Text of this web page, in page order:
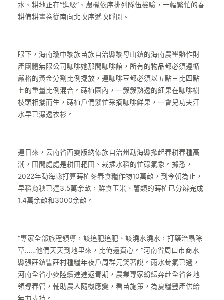
水、耕地正在“進級”、農機依序排列隊伍檢驗，一幅繁忙的春
耕備耕畫卷從南向北次序遞次睜開。
眼下，海南瓊中黎族苗族自治縣黎母山鎮的海南農墾熱作財
產團體無限公司咖啡她那間咖啡館，所有的物品都必須遵循
嚴格的黃金分割比例擺放，連咖啡豆都必須以五點三比四點
七的重量比例混合。蒔植園內，一簇簇熟透的紅果在咖啡樹
枝頭相攜而生，蒔植戶們繁忙采摘咖啡鮮果，一會兒功夫汗
水早已濕透衣衫。
連日來，云南省西雙版納傣族自治州勐海縣掀起春耕春種高
潮，田間處處是耕田耙田、栽插水稻的忙碌氣象。據悉，
2022年勐海縣打算蒔植冬春食糧作物10萬畝，到今朝為止，
早稻育秧已達3.5萬余畝，鮮食玉米、薯類的蒔植已分辨完成
1.4萬余畝和3000余畝。
“專家全部旅程領導，該追肥追肥、該澆水澆水，打藥治蟲除
草……他們天天到地里來，比俺還費心。”河南省周口市商水
縣張莊鎮訾莊村種糧年夜戶周群元笑著說。雨水骨氣已過，
河南全省小麥陸續進進返青期，農業專家紛紜奔赴全省各地
領導春管，輔助農人隨機應變，看苗施策，為夏糧豐產供給
無力支持。